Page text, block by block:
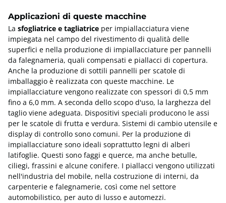
Applicazioni di queste macchine
La sfogliatrice e tagliatrice per impiallacciatura viene
impiegata nel campo del rivestimento di qualità delle
superfici e nella produzione di impiallacciature per pannelli
da falegnameria, quali compensati e piallacci di copertura.
Anche la produzione di sottili pannelli per scatole di
imballaggio è realizzata con queste macchine. Le
impiallacciature vengono realizzate con spessori di 0,5 mm
fino a 6,0 mm. A seconda dello scopo d'uso, la larghezza del
taglio viene adeguata. Dispositivi speciali producono le assi
per le scatole di frutta e verdura. Sistemi di cambio utensile e
display di controllo sono comuni. Per la produzione di
impiallacciature sono ideali soprattutto legni di alberi
latifoglie. Questi sono faggi e querce, ma anche betulle,
ciliegi, frassini e alcune conifere. I piallacci vengono utilizzati
nell'industria del mobile, nella costruzione di interni, da
carpenterie e falegnamerie, così come nel settore
automobilistico, per auto di lusso e automezzi.